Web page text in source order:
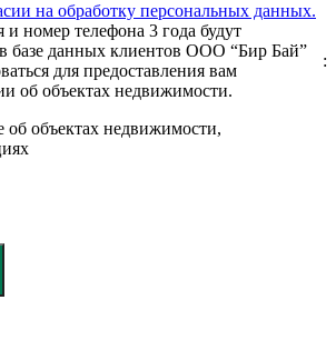
на обработку персональных данных.
номер телефона 3 года будут
базе данных клиентов ООО “Бир Бай”
для предоставления вам
об объектах недвижимости.
:
объектах недвижимости,